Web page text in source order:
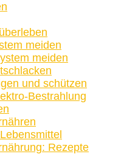
meiden
meiden
und schützen
Bestrahlung
Rezepte